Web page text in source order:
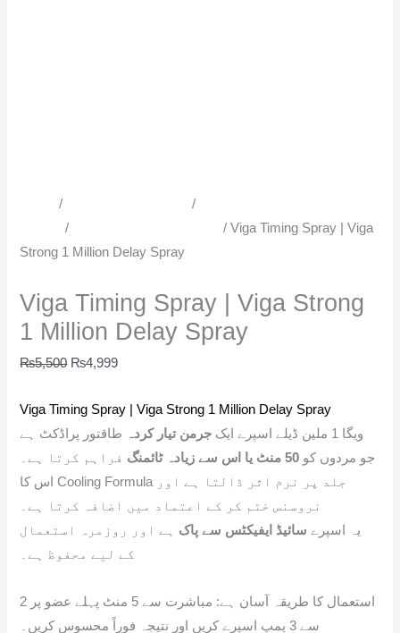
/ /
/
/ Viga Timing Spray | Viga
Strong 1 Million Delay Spray
Viga Timing Spray | Viga Strong
1 Million Delay Spray
₨5,500 ₨4,999
Viga Timing Spray | Viga Strong 1 Million Delay Spray
ویگا 1 ملین ڈیلے اسپرے ایک
جرمن تیار کردہ
طاقتور پراڈکٹ ہے
جو مردوں کو 50 منٹ یا اس سے زیادہ ٹائمنگ
فراہم کرتا ہے۔
اس کا Cooling Formula جلد پر نرم اثر ڈالتا ہے اور
نروسنس ختم کر کے اعتماد میں اضافہ کرتا ہے۔
یہ اسپرے سائیڈ ایفیکٹس سے پاک ہے اور روزمرہ استعمال
کے لیے محفوظ ہے۔
استعمال کا طریقہ آسان ہے: مباشرت سے 5 منٹ پہلے عضو پر 2
سے 3 پمپ اسپرے کریں اور نتیجہ فوراً محسوس کریں۔